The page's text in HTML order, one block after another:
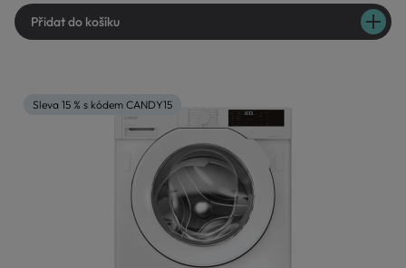
Přidat do košíku
Sleva 15 % s kódem CANDY15